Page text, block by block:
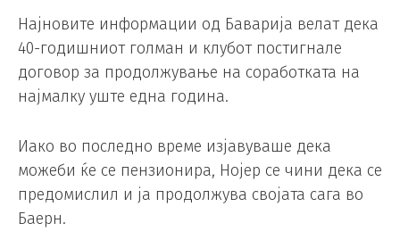
Најновите информации од Баварија велат дека
40-годишниот голман и клубот постигнале
договор за продолжување на соработката на
најмалку уште една година.
Иако во последно време изјавуваше дека
можеби ќе се пензионира, Нојер се чини дека се
предомислил и ја продолжува својата сага во
Баерн.